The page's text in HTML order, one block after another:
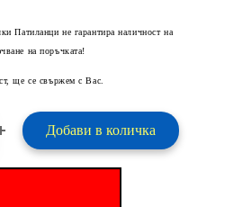
Патиланци не гарантира наличност на
на поръчката!
ще се свържем с Вас.